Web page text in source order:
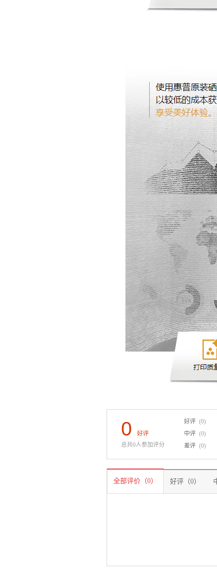
0
好评
总共0人参加评分
好评 (0)
中评 (0)
差评 (0)
全部评价（0） 好评（0）